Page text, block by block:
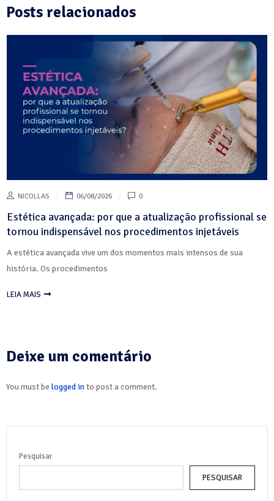
Posts relacionados
NICOLLAS 06/08/2026 0
Estética avançada: por que a atualização profissional se
tornou indispensável nos procedimentos injetáveis
A estética avançada vive um dos momentos mais intensos de sua
história. Os procedimentos
LEIA MAIS
Deixe um comentário
You must be logged into post a comment.
Pesquisar
PESQUISAR